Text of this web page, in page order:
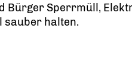
Bürger Sperrmüll,
sauber halten.